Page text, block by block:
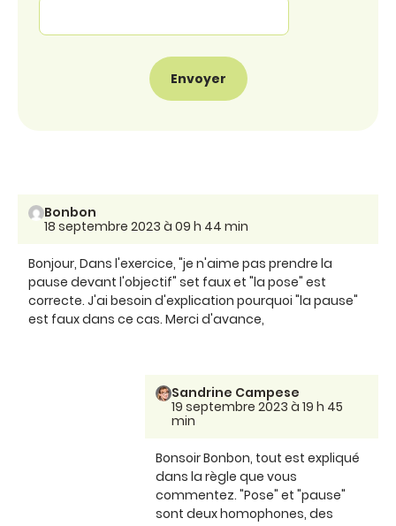
Bonbon
18 septembre 2023 à 09 h 44 min
Bonjour, Dans l'exercice, "je n'aime pas prendre la
pause devant l'objectif" set faux et "la pose" est
correcte. J'ai besoin d'explication pourquoi "la pause"
est faux dans ce cas. Merci d'avance,
Sandrine Campese
19 septembre 2023 à 19 h 45
min
Bonsoir Bonbon, tout est expliqué
dans la règle que vous
commentez. "Pose" et "pause"
sont deux homophones, des